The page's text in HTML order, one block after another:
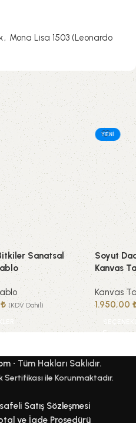
, Mona Lisa 1503 (Leonardo
YENI
Soyut Dadaizm Sanatsal
Kanvas Tablo
Kanvas Tablo
1.950,00 ₺
(KDV Dahil)
SEÇENEKLER
• Tüm Hakları Saklıdır.
Sertifikası ile Korunmaktadır.
Satış Sözleşmesi
ve İade Prosedürü